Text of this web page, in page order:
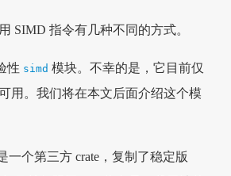
SIMD 指令有几种不同的方式。
性 simd 模块。不幸的是，它目前仅
用。我们将在本文后面介绍这个模
一个第三方 crate，复制了稳定版